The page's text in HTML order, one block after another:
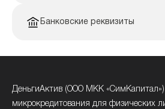
Банковские реквизиты
ДеньгиАктив (ООО МКК «СимКапитал»)
микрокредитования для физических